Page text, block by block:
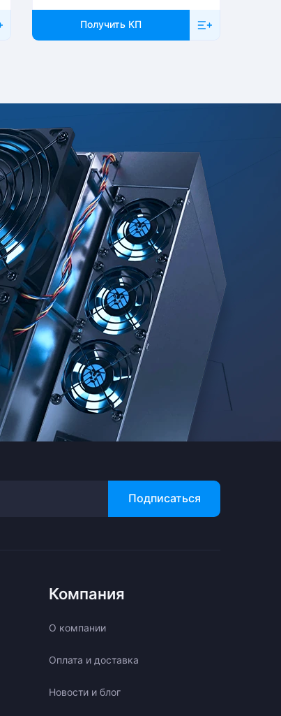
Получить КП
Подписаться
Компания
О компании
Оплата и доставка
Новости и блог